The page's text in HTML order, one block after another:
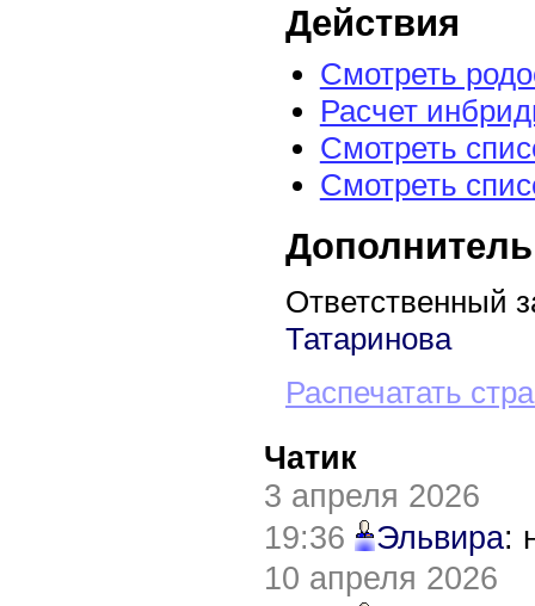
Действия
Смотреть
Расчет
Смотреть
Смотреть
Ответственный
Татаринова
Распечатать
Чатик
3 апреля 2026
19:36
Эльвира:
10 апреля 2026